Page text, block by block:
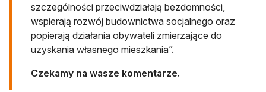
szczególności przeciwdziałają bezdomności,
wspierają rozwój budownictwa socjalnego oraz
popierają działania obywateli zmierzające do
uzyskania własnego mieszkania”.
Czekamy na wasze komentarze.